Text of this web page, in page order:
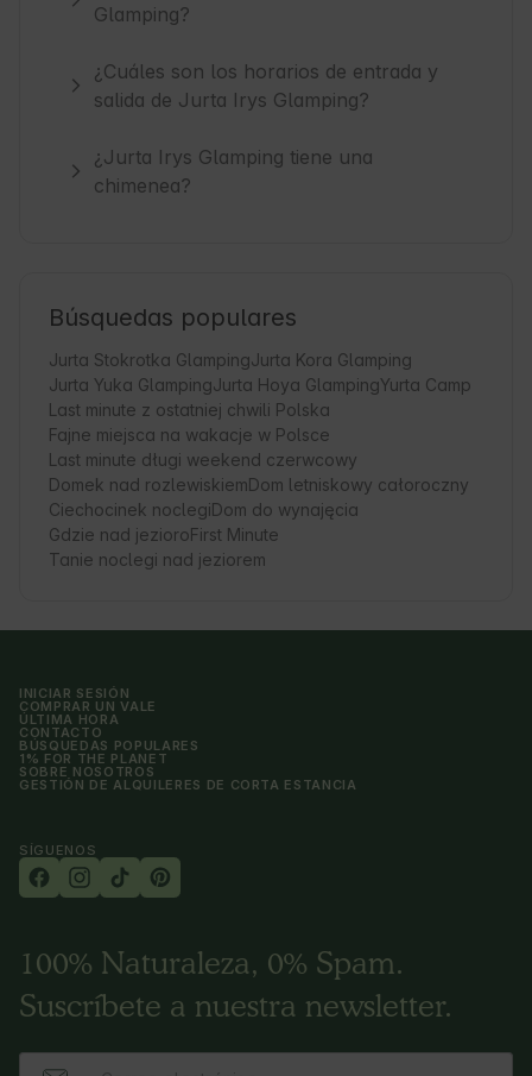
Glamping?
¿Cuáles son los horarios de entrada y
salida de Jurta Irys Glamping?
¿Jurta Irys Glamping tiene una
chimenea?
Búsquedas populares
Jurta Stokrotka GlampingJurta Kora Glamping
Jurta Yuka GlampingJurta Hoya GlampingYurta Camp
Last minute z ostatniej chwili Polska
Fajne miejsca na wakacje w Polsce
Last minute długi weekend czerwcowy
Domek nad rozlewiskiemDom letniskowy całoroczny
Ciechocinek noclegiDom do wynajęcia
Gdzie nad jezioroFirst Minute
Tanie noclegi nad jeziorem
INICIAR SESIÓN
COMPRAR UN VALE
ÚLTIMA HORA
CONTACTO
BÚSQUEDAS POPULARES
1% FOR THE PLANET
SOBRE NOSOTROS
GESTIÓN DE ALQUILERES DE CORTA ESTANCIA
SÍGUENOS
100% Naturaleza, 0% Spam.
Suscríbete a nuestra newsletter.